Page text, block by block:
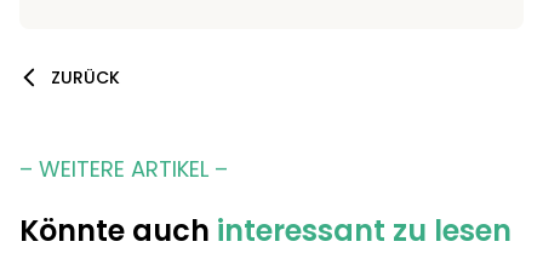
ZURÜCK
– WEITERE ARTIKEL –
Könnte auch interessant zu lesen